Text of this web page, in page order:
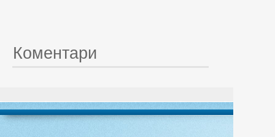
Коментари